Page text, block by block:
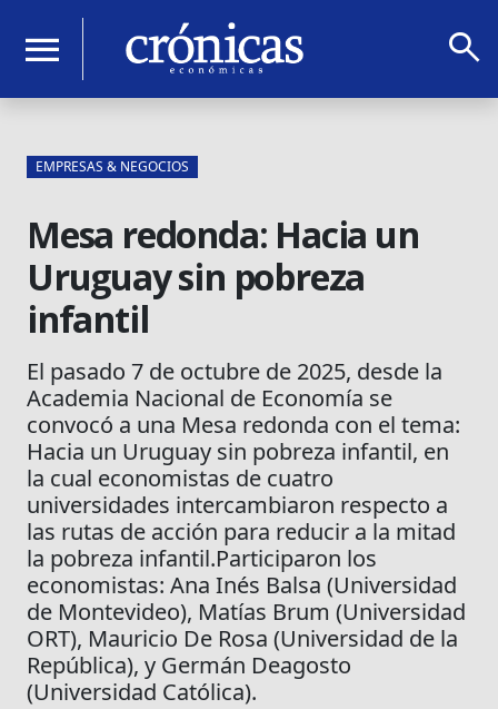
menu search
EMPRESAS & NEGOCIOS
Mesa redonda: Hacia un
Uruguay sin pobreza
infantil
El pasado 7 de octubre de 2025, desde la
Academia Nacional de Economía se
convocó a una Mesa redonda con el tema:
Hacia un Uruguay sin pobreza infantil, en
la cual economistas de cuatro
universidades intercambiaron respecto a
las rutas de acción para reducir a la mitad
la pobreza infantil.Participaron los
economistas: Ana Inés Balsa (Universidad
de Montevideo), Matías Brum (Universidad
ORT), Mauricio De Rosa (Universidad de la
República), y Germán Deagosto
(Universidad Católica).